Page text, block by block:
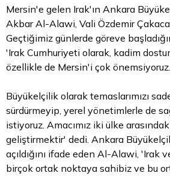
Mersin'e gelen Irak'ın Ankara
Akbar Al-Alawi, Vali Özdemir
Geçtiğimiz günlerde göreve
'Irak Cumhuriyeti olarak, kadim
özellikle de Mersin'i çok önemsiyoruz.
Büyükelçilik olarak temaslarımızı
sürdürmeyip, yerel yönetimlerle de
istiyoruz. Amacımız iki ülke
geliştirmektir' dedi. Ankara
açıldığını ifade eden Al-Alawi, 'Irak
birçok ortak noktaya sahibiz ve bu